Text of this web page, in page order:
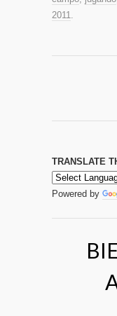
2011.
TRANSLATE
Powered by